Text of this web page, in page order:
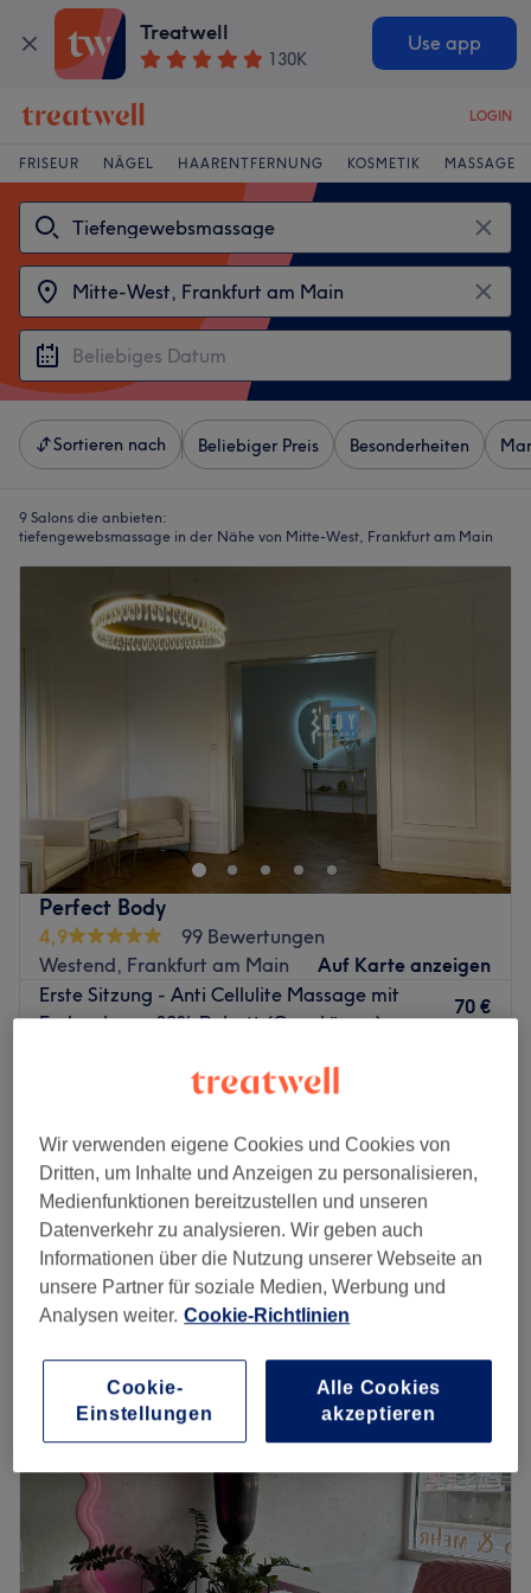
Treatwell
130K
Use app
LOGIN
FRISEUR NÄGEL HAARENTFERNUNG KOSMETIK MASSAGE
Sortieren nach Beliebiger Preis Besonderheiten
9 Salons die anbieten:
tiefengewebsmassage in der Nähe von Mitte-West, Frankfurt am Main
Perfect Body
4,9
99 Bewertungen
Westend, Frankfurt am Main
Auf Karte anzeigen
Erste Sitzung - Anti Cellulite Massage mit
Endospheres 30% Rabatt (Ganzkörper)
70 €
Anti Cellulite Massage mit Endospheres (Po /
30 Min.
Anti Cellulite Massage mit Endospheres
(Bauch)
20 Min.
Schnellansicht Saloninfos
Dienstag
08:00–20:00
Mittwoch
08:00–20:00
08:00
Samstag
20:00
Sonntag
Geschlossen
Unterstreiche deine natürliche Schönheit mit exklusiv
Wir verwenden eigene Cookies und Cookies von
Dritten, um Inhalte und Anzeigen zu personalisieren,
Medienfunktionen bereitzustellen und unseren
Datenverkehr zu analysieren. Wir geben auch
Informationen über die Nutzung unserer Webseite an
unsere Partner für soziale Medien, Werbung und
Analysen weiter. Cookie-Richtlinien
Cookie-
Einstellungen
Alle Cookies
akzeptieren